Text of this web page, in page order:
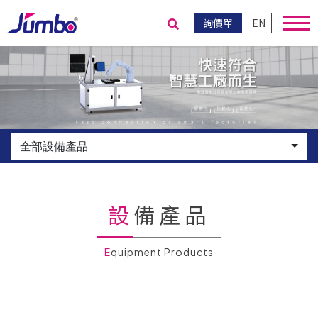
詢價單 EN
送出搜尋
全部設備產品
設備產品
Equipment Products